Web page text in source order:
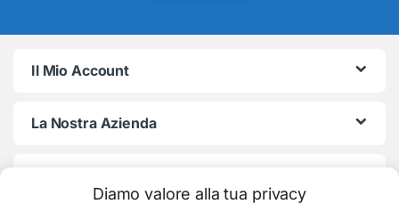
Diamo valore alla tua privacy
Il Mio Account
La Nostra Azienda